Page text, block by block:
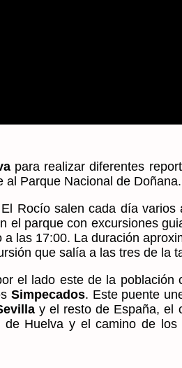
para realizar diferentes
al Parque Nacional de Doñana.
Rocío salen cada día varios
parque con excursiones
las 17:00. La duración
que salía a las tres de la
el lado este de la población
Simpecados. Este puente
y el resto de España, el
de Huelva y el camino de los